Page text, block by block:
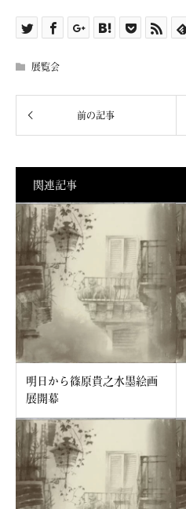
展覧会
関連記事
明日から篠原貴之水墨絵画
展開幕